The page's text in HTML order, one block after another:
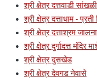
श्री क्षेत्र दत्तवाडी सांखळी
श्री क्षेत्र दत्ताधाम - प्रती
श्री क्षेत्र दत्ताश्रम जालना
श्री क्षेत्र दुर्गादत्त मंदिर
श्री क्षेत्र दुसखेड
श्री क्षेत्र देवगड नेवासे